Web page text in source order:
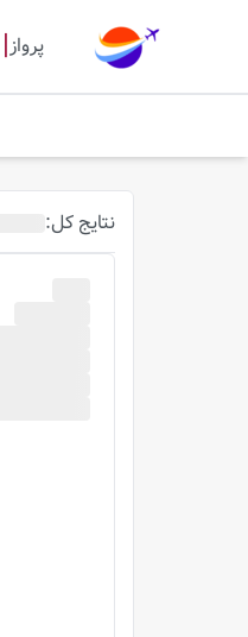
پرواز
نتایج کل: